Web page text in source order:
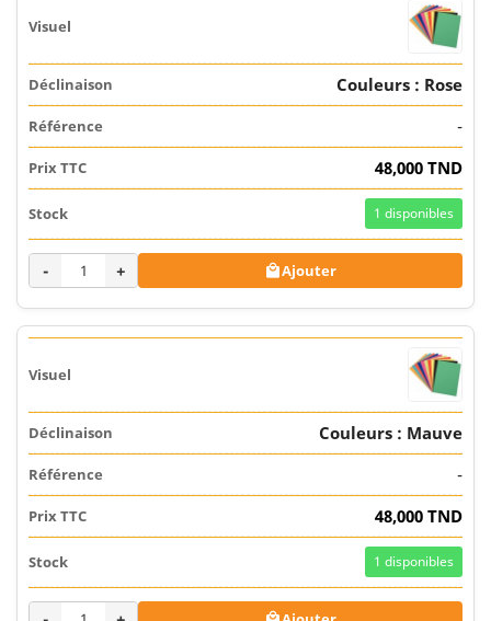
Couleurs : Rose
-
48,000 TND
1 disponibles
- + Ajouter
Couleurs : Mauve
-
48,000 TND
1 disponibles